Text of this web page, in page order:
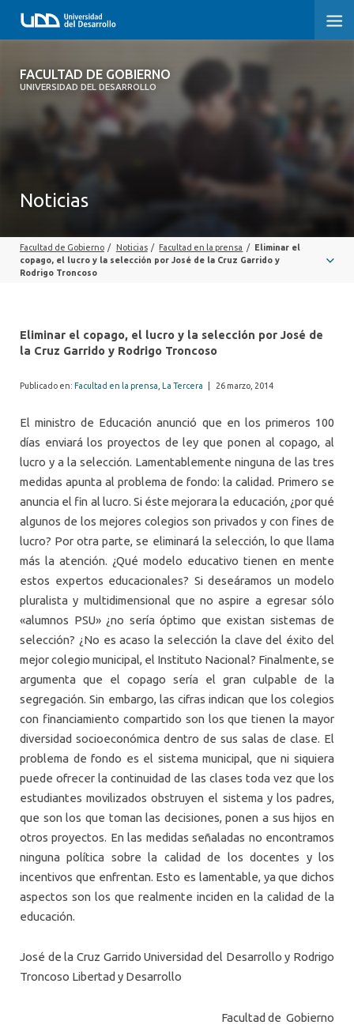
FACULTAD DE GOBIERNO
UNIVERSIDAD DEL DESARROLLO
FACULTAD DE GOBIERNO
EXTENSIÓN
Noticias
Facultad de Gobierno / Noticias / Facultad en la prensa /
Eliminar el
copago, el lucro y la selección por José de la Cruz Garrido y
Rodrigo Troncoso
Eliminar el copago, el lucro y la selección por José de
la Cruz Garrido y Rodrigo Troncoso
Publicado en: Facultad en la prensa La Tercera 26 marzo, 2014
El ministro de Educación anunció que en los primeros 100
días enviará los proyectos de ley que ponen al copago, al
lucro y a la selección. Lamentablemente ninguna de las tres
medidas apunta al problema de fondo: la calidad. Primero se
anuncia el fin al lucro. Si éste mejorara la educación, ¿por qué
algunos de los mejores colegios son privados y con fines de
lucro? Por otra parte, se eliminará la selección, lo que llama
más la atención. ¿Qué modelo educativo tienen en mente
estos expertos educacionales? Si deseáramos un modelo
pluralista y multidimensional que no aspire a egresar sólo
«alumnos PSU» ¿no sería óptimo que existan sistemas de
selección? ¿No es acaso la selección la clave del éxito del
mejor colegio municipal, el Instituto Nacional? Finalmente, se
argumenta que el copago sería el gran culpable de la
segregación. Sin embargo, las cifras indican que los colegios
con financiamiento compartido son los que tienen la mayor
diversidad socioeconómica dentro de sus salas de clase. El
problema de fondo es el sistema municipal, que ni siquiera
puede ofrecer la continuidad de las clases toda vez que los
estudiantes movilizados obstruyen el sistema y los padres,
que son los que toman las decisiones, ponen a sus hijos en
otros proyectos. En las medidas señaladas no encontramos
ninguna política sobre la calidad de los docentes y los
incentivos que enfrentan. Esto es lamentable, ya que dichos
aspectos son los que realmente inciden en la calidad de la
educación.
José de la Cruz Garrido Universidad del Desarrollo y Rodrigo
Troncoso Libertad y Desarrollo
Facultad de Gobierno